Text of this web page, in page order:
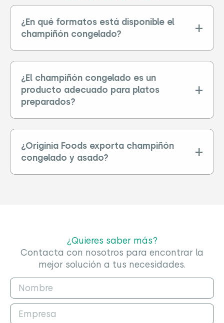
¿En qué formatos está disponible el
champiñón congelado?
¿El champiñón congelado es un
producto adecuado para platos
preparados?
¿Originia Foods exporta champiñón
congelado y asado?
¿Quieres saber más?
Contacta con nosotros para encontrar la
mejor solución a tus necesidades.